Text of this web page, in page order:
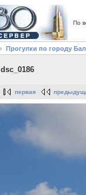
По
Прогулки по городу
dsc_0186
первая